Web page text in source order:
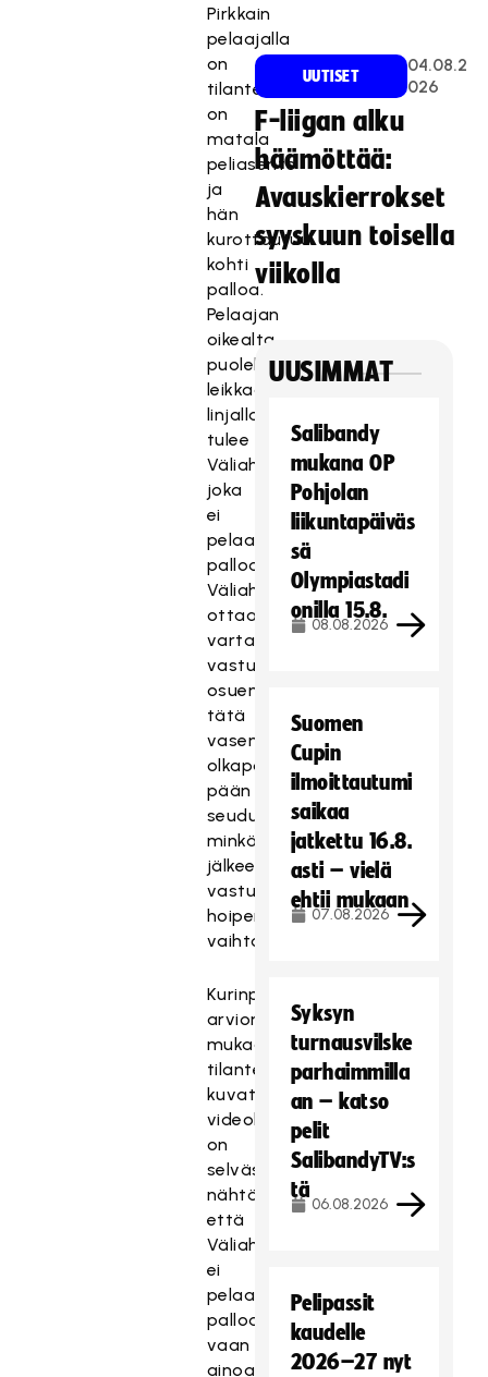
Pirkkain
pelaajalla
on
tilanteessa
on
matala
peliasento
ja
hän
kurottautuu
kohti
palloa.
Pelaajan
oikealta
puolelta
leikkaavalla
linjalla
tulee
Väliaho,
joka
ei
pelaa
palloa.
Väliaho
ottaa
vartalokontaktin
vastustajaan
osuen
tätä
vasemmalla
olkapäällään
pään
seudulle,
minkä
jälkeen
vastustaja
hoipertelee
vaihtoaitioon.
Kurinpitäjän
arvion
mukaan
tilanteesta
kuvatulta
videolta
on
selvästi
nähtävissä,
että
Väliaho
ei
pelaa
palloa
vaan
ainoastaan
UUTISET
04.08.2
026
F-liigan alku
häämöttää:
Avauskierrokset
syyskuun toisella
viikolla
UUSIMMAT
Salibandy
mukana OP
Pohjolan
liikuntapäiväs
sä
Olympiastadi
onilla 15.8.
08.08.2026
Suomen
Cupin
ilmoittautumi
saikaa
jatkettu 16.8.
asti – vielä
ehtii mukaan
07.08.2026
Syksyn
turnausvilske
parhaimmilla
an – katso
pelit
SalibandyTV:s
tä
06.08.2026
Pelipassit
kaudelle
2026–27 nyt